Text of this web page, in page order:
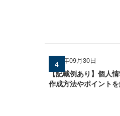
2025年09月30日
【記載例あり】個人
作成方法やポイント